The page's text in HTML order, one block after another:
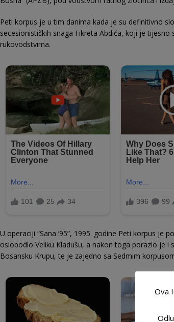
Peti korpus je u tim danima kada je su definitivno
secesionističkih snaga Fikreta Abdića, koji je
rukovodstvima.
U operaciji “Sana ’95”, 1995. godine Peti korpus je
oslobodio Veliku Kladušu, a nakon toga porazio je
Bosansku Krupu, te je zajedno sa Sedmim
Ova